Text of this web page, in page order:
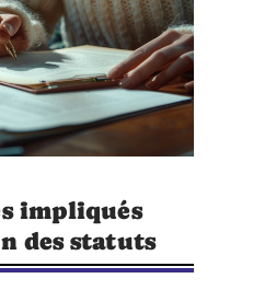
impliqués
des statuts